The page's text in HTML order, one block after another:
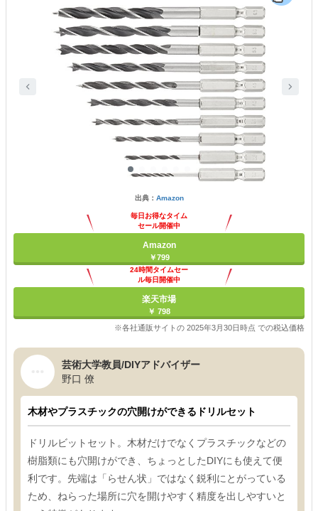
出典： Amazon
毎日お得なタイム
セール開催中
Amazon
￥799
24時間タイムセー
ル毎日開催中
楽天市場
￥ 798
※各社通販サイトの 2025年3月30日時点 での税込価格
芸術大学教員/DIYアドバイザー
野口 僚
木材やプラスチックの穴開けができるドリルセット
ドリルビットセット。木材だけでなくプラスチックなどの
樹脂類にも穴開けができ、ちょっとしたDIYにも使えて便
利です。先端は「らせん状」ではなく鋭利にとがっている
ため、ねらった場所に穴を開けやすく精度を出しやすいと